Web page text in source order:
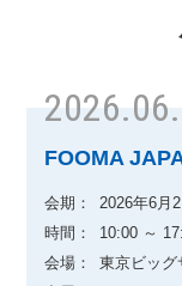
FOOMA
会期：
2026年6月
時間：
10:00 ～
会場：
東京ビッ